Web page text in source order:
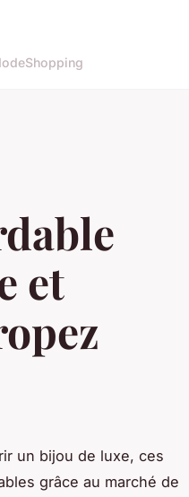
Shopping
et
un bijou de luxe, ces
grâce au marché de